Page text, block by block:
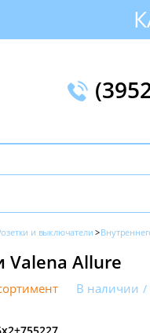
и выключатели
Valena Allure
В наличии